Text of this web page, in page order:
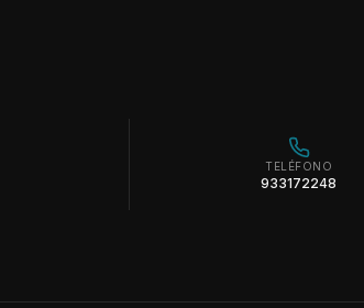
TELÉFONO
933172248